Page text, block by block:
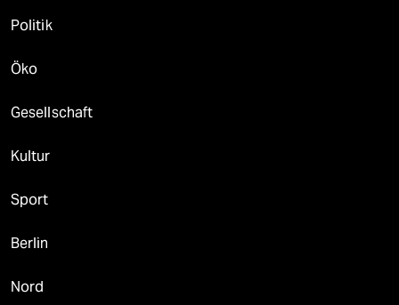
Politik
Öko
Gesellschaft
Kultur
Sport
Berlin
Nord